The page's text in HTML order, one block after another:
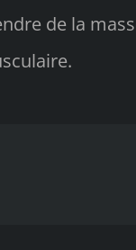
de la